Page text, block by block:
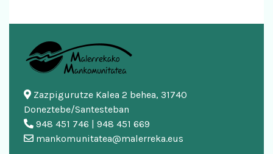
Zazpigurutze Kalea 2 behea, 31740
Doneztebe/Santesteban
948 451 746 | 948 451 669
mankomunitatea@malerreka.eus